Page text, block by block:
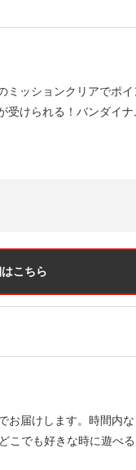
ッションクリアでポイ
受けられる！バンダイ
こちら
お届けします。時間内
こでも好きな時に遊べる